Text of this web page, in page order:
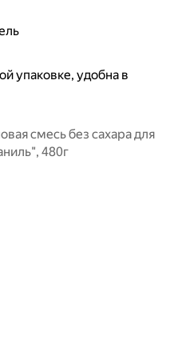
упаковке, удобна в
смесь без сахара для
480г